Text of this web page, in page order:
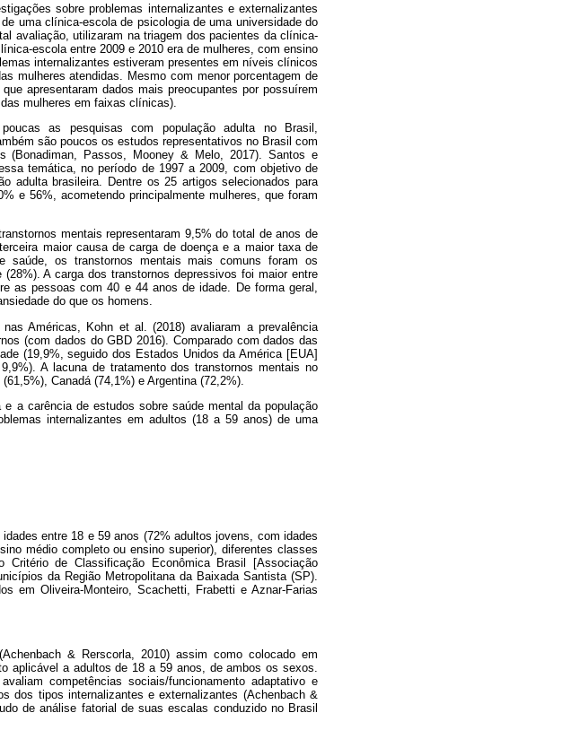
sobre problemas internalizantes e externalizantes
uma clínica-escola de psicologia de uma universidade do
avaliação, utilizaram na triagem dos pacientes da clínica-
escola entre 2009 e 2010 era de mulheres, com ensino
internalizantes estiveram presentes em níveis clínicos
mulheres atendidas. Mesmo com menor porcentagem de
apresentaram dados mais preocupantes por possuírem
mulheres em faixas clínicas).
as pesquisas com população adulta no Brasil,
são poucos os estudos representativos no Brasil com
(Bonadiman, Passos, Mooney & Melo, 2017). Santos e
temática, no período de 1997 a 2009, com objetivo de
adulta brasileira. Dentre os 25 artigos selecionados para
e 56%, acometendo principalmente mulheres, que foram
mentais representaram 9,5% do total de anos de
maior causa de carga de doença e a maior taxa de
saúde, os transtornos mentais mais comuns foram os
A carga dos transtornos depressivos foi maior entre
as pessoas com 40 e 44 anos de idade. De forma geral,
do que os homens.
Américas, Kohn et al. (2018) avaliaram a prevalência
(com dados do GBD 2016). Comparado com dados das
(19,9%, seguido dos Estados Unidos da América [EUA]
A lacuna de tratamento dos transtornos mentais no
Canadá (74,1%) e Argentina (72,2%).
a carência de estudos sobre saúde mental da população
internalizantes em adultos (18 a 59 anos) de uma
entre 18 e 59 anos (72% adultos jovens, com idades
médio completo ou ensino superior), diferentes classes
de Classificação Econômica Brasil [Associação
da Região Metropolitana da Baixada Santista (SP).
em Oliveira-Monteiro, Scachetti, Frabetti e Aznar-Farias
& Rerscorla, 2010) assim como colocado em
aplicável a adultos de 18 a 59 anos, de ambos os sexos.
competências sociais/funcionamento adaptativo e
dos tipos internalizantes e externalizantes (Achenbach &
de análise fatorial de suas escalas conduzido no Brasil